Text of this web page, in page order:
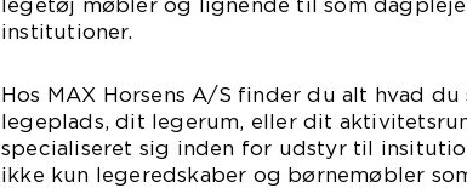
legetøj møbler og lignende til som
institutioner.
Hos MAX Horsens A/S finder du alt hvad
legeplads, dit legerum, eller dit
specialiseret sig inden for udstyr til
ikke kun legeredskaber og børnemøbler